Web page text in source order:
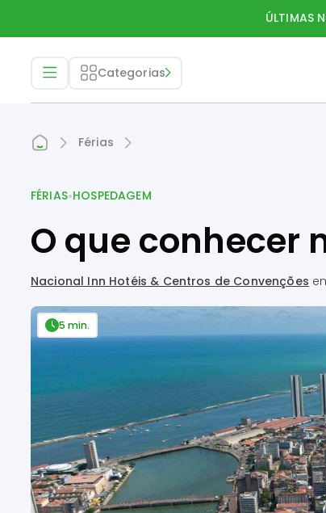
ÚLTIMAS
Categorias
Férias
FÉRIAS•HOSPEDAGEM
O que conhecer
Nacional Inn Hotéis & Centros de Convenções
5 min.